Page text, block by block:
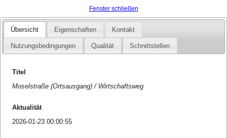
Fenster schließen
Übersicht Eigenschaften Kontakt
Nutzungsbedingungen Qualität Schnittstellen
Titel
Moselstraße (Ortsausgang) / Wirtschaftsweg
Aktualität
2026-01-23 00:00:55